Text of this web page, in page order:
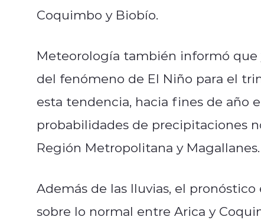
Coquimbo y Biobío.
Meteorología también informó que
del fenómeno de El Niño para el
esta tendencia, hacia fines de año
probabilidades de precipitaciones
Región Metropolitana y Magallanes.
Además de las lluvias, el
sobre lo normal entre Arica y